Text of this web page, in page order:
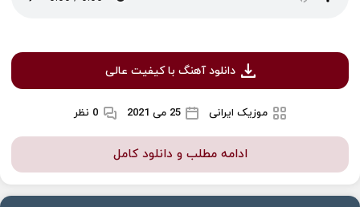
دانلود آهنگ با کیفیت عالی
موزیک ایرانی 25 می 2021 0 نظر
ادامه مطلب و دانلود کامل